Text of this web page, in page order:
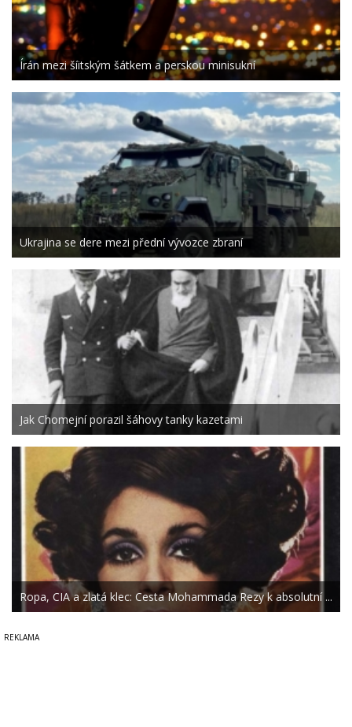
Írán mezi šíitským šátkem a perskou minisukní
Ukrajina se dere mezi přední vývozce zbraní
Jak Chomejní porazil šáhovy tanky kazetami
Ropa, CIA a zlatá klec: Cesta Mohammada Rezy k absolutní ...